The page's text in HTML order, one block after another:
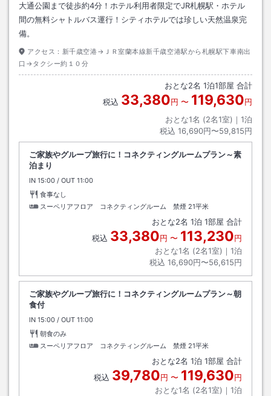
大通公園まで徒歩約4分！ホテル利用者限定でJR札幌駅・ホテル
間の無料シャトルバス運行！シティホテルでは珍しい天然温泉完
備。
アクセス： 新千歳空港→ＪＲ室蘭本線新千歳空港駅から札幌駅下車南出
口→タクシー約１０分
おとな2名 1泊1部屋 合計
税込 33,380円 〜 119,630円
おとな1名 (2名1室)｜ 1泊
税込 16,690円〜59,815円
ご家族やグループ旅行に！コネクティングルームプラン～素
泊まり
IN チェックイン
15:00 / OUT チェックアウト
11:00
食事なし
スーペリアフロア コネクティングルーム 禁煙 21平米
おとな2名 1泊 1部屋 合計
税込 33,380円 〜 113,230円
おとな1名 (2名1室)｜ 1泊
税込 16,690円〜56,615円
ご家族やグループ旅行に！コネクティングルームプラン～朝
食付
IN チェックイン
15:00 / OUT チェックアウト
11:00
朝食のみ
スーペリアフロア コネクティングルーム 禁煙 21平米
おとな2名 1泊 1部屋 合計
税込 39,780円 〜 119,630円
おとな1名 (2名1室)｜ 1泊